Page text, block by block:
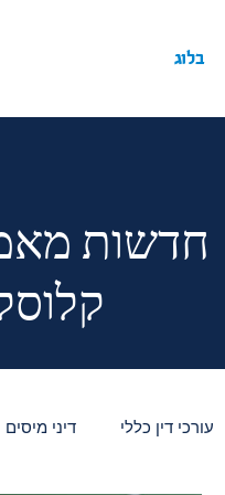
בלוג
חדשות
עורכי דין כללי דיני מיסים